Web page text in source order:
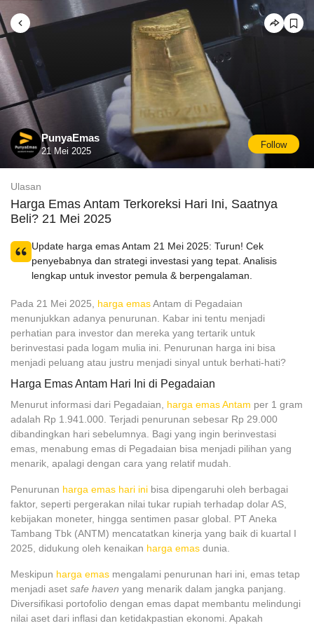
PunyaEmas
21 Mei 2025
Follow
Ulasan
Harga Emas Antam Terkoreksi Hari Ini, Saatnya
Beli? 21 Mei 2025
Update harga emas Antam 21 Mei 2025: Turun! Cek
penyebabnya dan strategi investasi yang tepat. Analisis
lengkap untuk investor pemula & berpengalaman.
Pada 21 Mei 2025, harga emasAntam di Pegadaian
menunjukkan adanya penurunan. Kabar ini tentu menjadi
perhatian para investor dan mereka yang tertarik untuk
berinvestasi pada logam mulia ini. Penurunan harga ini bisa
menjadi peluang atau justru menjadi sinyal untuk berhati-hati?
Harga Emas Antam Hari Ini di Pegadaian
Menurut informasi dari Pegadaian, harga emas Antam per 1 gram
adalah Rp 1.941.000. Terjadi penurunan sebesar Rp 29.000
dibandingkan hari sebelumnya. Bagi yang ingin berinvestasi
emas, menabung emas di Pegadaian bisa menjadi pilihan yang
menarik, apalagi dengan cara yang relatif mudah.
Penurunan harga emas hari ini bisa dipengaruhi oleh berbagai
faktor, seperti pergerakan nilai tukar rupiah terhadap dolar AS,
kebijakan moneter, hingga sentimen pasar global. PT Aneka
Tambang Tbk (ANTM) mencatatkan kinerja yang baik di kuartal I
2025, didukung oleh kenaikan harga emas dunia.
Meskipun harga emas mengalami penurunan hari ini, emas tetap
menjadi aset safe haven yang menarik dalam jangka panjang.
Diversifikasi portofolio dengan emas dapat membantu melindungi
nilai aset dari inflasi dan ketidakpastian ekonomi. Apakah